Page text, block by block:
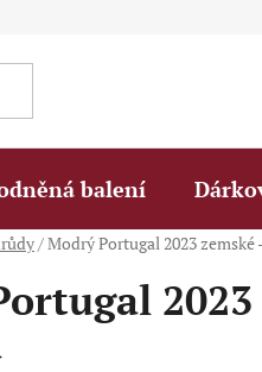
balení
/Modrý Portugal 2023 zemské
2023